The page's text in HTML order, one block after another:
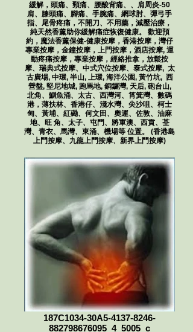
緩解，頭痛、頸痛、腰酸背痛、、肩周炎-50
肩、膝頭痛、腳痛、手腕痛、網球肘、彈弓手
指、尾骨疼痛，不開刀、不用藥，減壓治療，
純天然香薰助你緩解痛症恢復健康。 歡迎預
約，魔法香薰保健-健康按摩，香港按摩，灣仔​​
專業按摩，金鐘按摩，上門按摩，酒店按摩, 運
動疼痛按摩，專業按摩，經絡推拿，放鬆按
摩、瑞典式按摩、中式穴位按摩、泰式按摩, 太
古廣場, 中環, 半山, 上環, 海洋公園, 黃竹坑, 西
營盤, 堅尼地城, 跑馬地, 銅鑼灣, 天后, 砲台山,
北角、鰂魚涌、太古、西灣河、筲箕灣、數碼
港，薄扶林、香港仔、淺水灣、尖沙咀、柯士
甸、黃埔、紅磡、何文田、奧運、佐敦、油麻
地、旺 角、太子、屯門、將軍澳、西貢、荃
灣、青衣、馬灣、東涌、機場等 位置。 (香港島
上門按摩、九龍上門按摩、新界上門按摩)
187C1034-30A5-4137-8246-
882798676095_4_5005_c